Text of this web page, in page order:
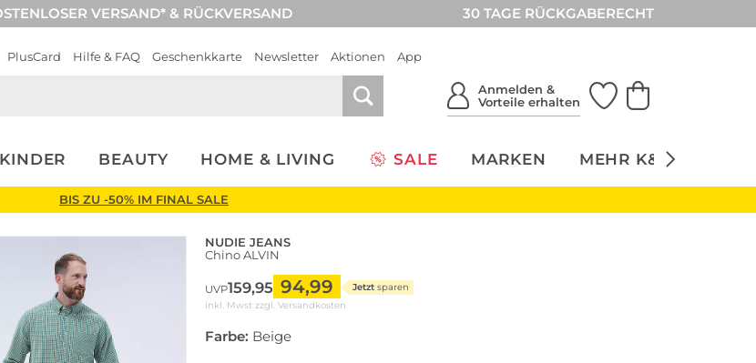
VERSAND* & RÜCKVERSAND 30 TAGE RÜCKGABERECHT
PlusCard Hilfe & FAQ Geschenkkarte Newsletter Aktionen App
Anmelden &
Vorteile erhalten
KINDER BEAUTY HOME & LIVING SALE MARKEN MEHR K&Ö
BIS ZU -50% IM FINAL SALE
NUDIE JEANS
Chino ALVIN
UVP159,95 94,99 Jetzt sparen
inkl. Mwst zzgl. Versandkosten
Farbe: Beige